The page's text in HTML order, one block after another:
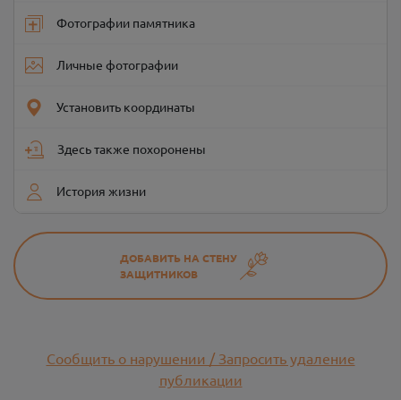
Фотографии памятника
Личные фотографии
Установить координаты
Здесь также похоронены
История жизни
ДОБАВИТЬ НА СТЕНУ
ЗАЩИТНИКОВ
Сообщить о нарушении / Запросить удаление
публикации